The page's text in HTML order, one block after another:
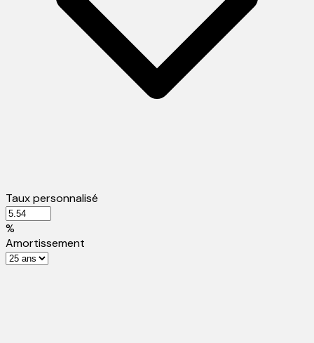
Taux personnalisé
%
Amortissement